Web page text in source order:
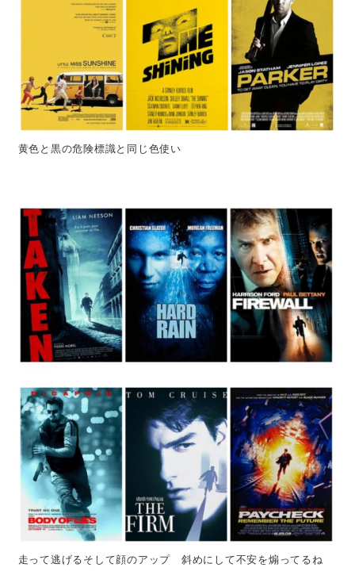
黄色と黒の危険標識と同じ色使い
走って逃げるそして顔のアップ 斜めにして不安を煽ってるね